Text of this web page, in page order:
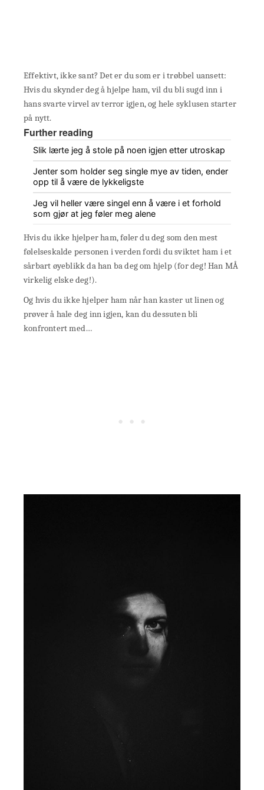
Effektivt, ikke sant? Det er du som er i trøbbel uansett:
Hvis du skynder deg å hjelpe ham, vil du bli sugd inn i
hans svarte virvel av terror igjen, og hele syklusen starter
på nytt.
Further reading
Slik lærte jeg å stole på noen igjen etter utroskap
Jenter som holder seg single mye av tiden, ender
opp til å være de lykkeligste
Jeg vil heller være singel enn å være i et forhold
som gjør at jeg føler meg alene
Hvis du ikke hjelper ham, føler du deg som den mest
følelseskalde personen i verden fordi du sviktet ham i et
sårbart øyeblikk da han ba deg om hjelp (for deg! Han MÅ
virkelig elske deg!).
Og hvis du ikke hjelper ham når han kaster ut linen og
prøver å hale deg inn igjen, kan du dessuten bli
konfrontert med…